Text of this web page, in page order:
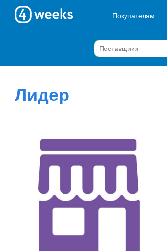
Покупателям
Лидер